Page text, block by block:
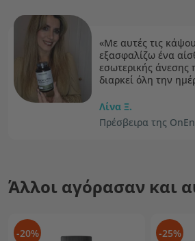
«Με αυτές τις
εξασφαλίζω ένα
εσωτερικής άνεσης
διαρκεί όλη την
Λίνα Ξ.
Πρέσβειρα της
Άλλοι αγόρασαν και
-20% -25%